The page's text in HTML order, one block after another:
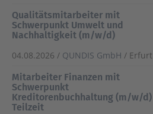
Qualitätsmitarbeiter mit
Schwerpunkt Umwelt und
Nachhaltigkeit (m/w/d)
04.08.2026 / QUNDIS GmbH / Erfurt
Mitarbeiter Finanzen mit
Schwerpunkt
Kreditorenbuchhaltung (m/w/d)
Teilzeit